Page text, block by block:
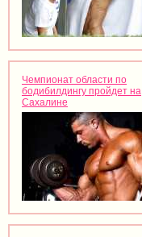
Чемпионат области по
бодибилдингу пройдет на
Сахалине